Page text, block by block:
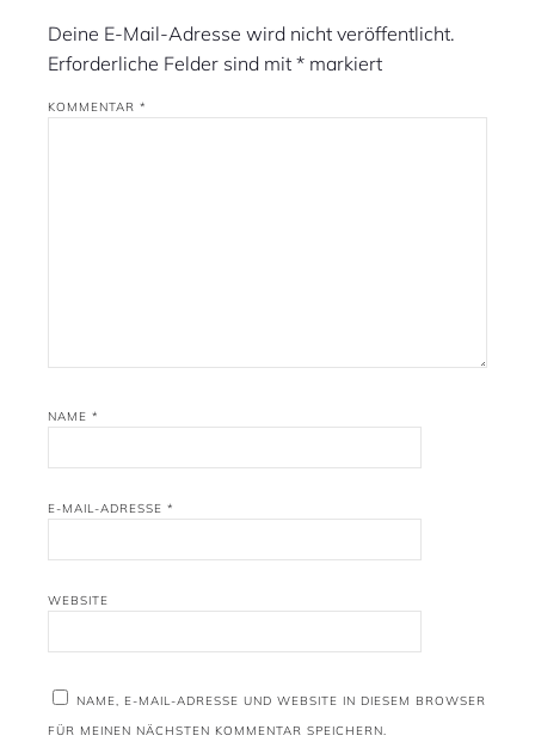
Deine E-Mail-Adresse wird nicht veröffentlicht.
Erforderliche Felder sind mit * markiert
KOMMENTAR *
NAME *
E-MAIL-ADRESSE *
WEBSITE
NAME, E-MAIL-ADRESSE UND WEBSITE IN DIESEM BROWSER
FÜR MEINEN NÄCHSTEN KOMMENTAR SPEICHERN.